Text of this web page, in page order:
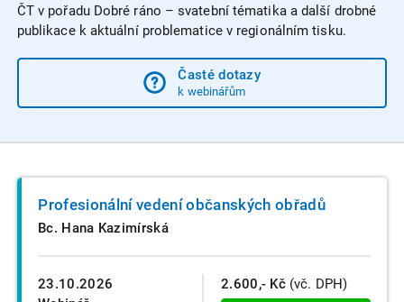
ČT v pořadu Dobré ráno – svatební tématika a další drobné
publikace k aktuální problematice v regionálním tisku.
Časté dotazy
k webinářům
23.10.2026
Profesionální vedení občanských obřadů
Bc. Hana Kazimírská
2.600,- Kč (vč. DPH)